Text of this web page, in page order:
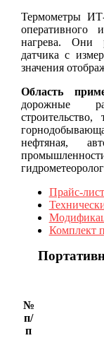
Термометры
оперативного
нагрева. Они
датчика с
значения
Область
дорожные
нефтяная,
Прайс-лист
Комплект
№
п/
п